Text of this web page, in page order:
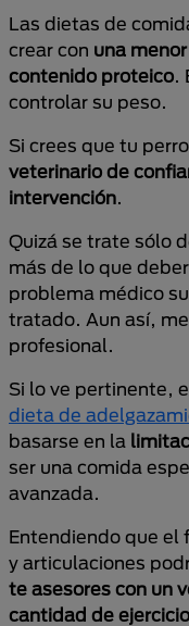
Las dietas de
crear con una
contenido proteico.
controlar su peso.
Si crees que tu
veterinario de
intervención.
Quizá se trate sólo
más de lo que
problema médico
tratado. Aun así,
profesional.
Si lo ve pertinente,
dieta de
basarse en la
ser una comida
avanzada.
Entendiendo que el
y articulaciones
te asesores con un
cantidad de